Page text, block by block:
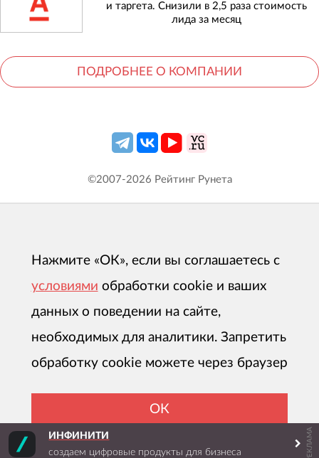
и таргета. Снизили в 2,5 раза стоимость
лида за месяц
ПОДРОБНЕЕ О КОМПАНИИ
ИНФИНИТИ
создаем цифровые продукты для бизнеса
РЕКЛАМА
©2007-2026 Рейтинг Рунета
Нажмите «ОК», если вы соглашаетесь с
условиями обработки cookie и ваших
данных о поведении на сайте,
необходимых для аналитики. Запретить
обработку cookie можете через браузер
ОК